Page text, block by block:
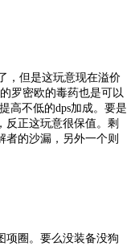
，但是这玩意现在溢价
罗密欧的毒药也是可以
高不低的dps加成。要是
反正这玩意很保值。剩
者的沙漏，另外一个则
项圈。要么没装备没狗